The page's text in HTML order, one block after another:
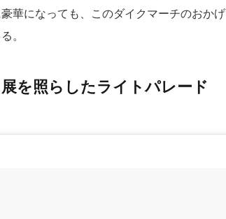
華になっても、このダイクマーチのおか
。
を照らしたライトパレード